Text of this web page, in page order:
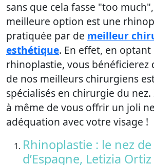
sans que cela fasse "too
meilleure option est une
pratiquée par de meilleur
esthétique. En effet, en
rhinoplastie, vous bénéficierez
de nos meilleurs chirurgiens
spécialisés en chirurgie du
à même de vous offrir un joli
adéquation avec votre visage !
Rhinoplastie : le nez
d’Espagne, Letizia Ortiz